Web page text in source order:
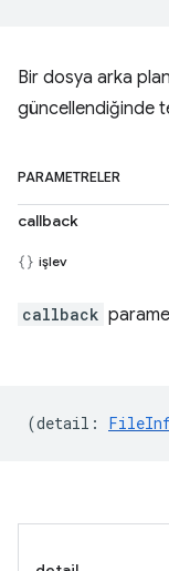
Bir dosya arka
güncellendiğinde
PARAMETRELER
callback
işlev
callback
(detail :